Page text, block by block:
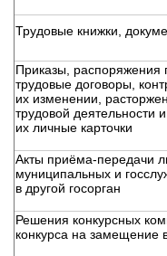
Трудовые книжки,
Приказы, распоряжения
трудовые договоры,
их изменении,
трудовой деятельности
их личные карточки
Акты приёма-передачи
муниципальных и
в другой госорган
Решения конкурсных
конкурса на замещение